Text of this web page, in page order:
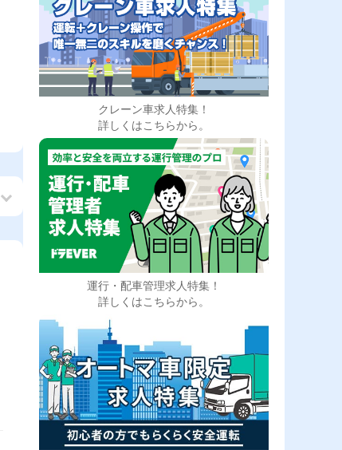
クレーン車求人特集！
詳しくはこちらから。
運行・配車管理求人特集！
詳しくはこちらから。